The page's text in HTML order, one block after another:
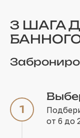
3 ШАГА
от 6 до